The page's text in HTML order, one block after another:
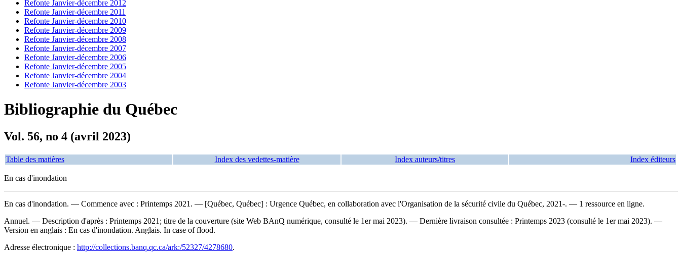
Refonte Janvier-décembre 2012
Refonte Janvier-décembre 2011
Refonte Janvier-décembre 2010
Refonte Janvier-décembre 2009
Refonte Janvier-décembre 2008
Refonte Janvier-décembre 2007
Refonte Janvier-décembre 2006
Refonte Janvier-décembre 2005
Refonte Janvier-décembre 2004
Refonte Janvier-décembre 2003
Bibliographie du Québec
Vol. 56, no 4 (avril 2023)
Table des matières Index des vedettes-matière Index auteurs/titres Index éditeurs
En cas d'inondation
En cas d'inondation. — Commence avec : Printemps 2021. — [Québec, Québec] : Urgence Québec, en collaboration avec l'Organisation de la sécurité civile du Québec, 2021-. — 1 ressource en ligne.
Annuel. — Description d'après : Printemps 2021; titre de la couverture (site Web BAnQ numérique, consulté le 1er mai 2023). — Dernière livraison consultée : Printemps 2023 (consulté le 1er mai 2023). —
Version en anglais : En cas d'inondation. Anglais. In case of flood.
Adresse électronique : http://collections.banq.qc.ca/ark:/52327/4278680.